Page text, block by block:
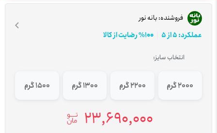
فروشنده:بانه نور
عملکرد: 5 از 5
100% رضایت از کالا
انتخاب سایز:
2000 گرم 2200 گرم 1300 گرم 1500 گرم
23,690,000